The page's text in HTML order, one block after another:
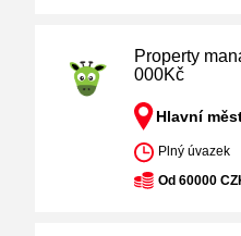
Property
000Kč
Hlavní
Plný úvazek
Od 60000